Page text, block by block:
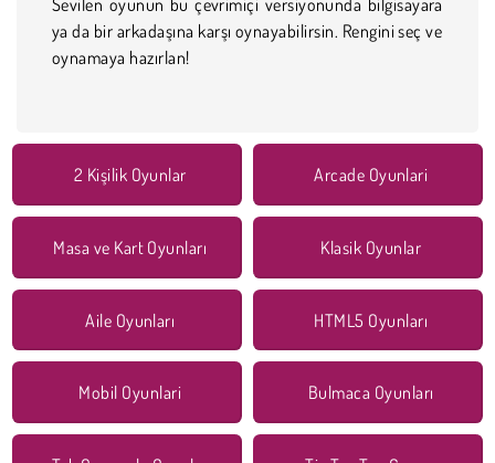
ya da bir arkadaşına karşı oynayabilirsin. Rengini seç ve
oynamaya hazırlan!
2 Kişilik Oyunlar Arcade Oyunlari
Masa ve Kart Oyunları Klasik Oyunlar
Aile Oyunları HTML5 Oyunları
Mobil Oyunlari Bulmaca Oyunları